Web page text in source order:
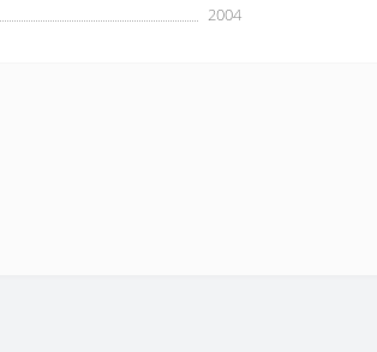
2004